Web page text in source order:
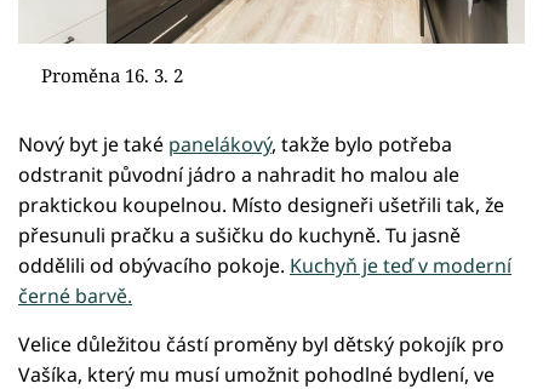
Proměna 16. 3. 2
Nový byt je také panelákový, takže bylo potřeba
odstranit původní jádro a nahradit ho malou ale
praktickou koupelnou. Místo designeři ušetřili tak, že
přesunuli pračku a sušičku do kuchyně. Tu jasně
oddělili od obývacího pokoje. Kuchyň je teď v moderní
černé barvě.
Velice důležitou částí proměny byl dětský pokojík pro
Vašíka, který mu musí umožnit pohodlné bydlení, ve